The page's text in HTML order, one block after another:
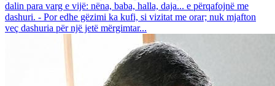
dalin para varg e vijë: nëna, baba, halla, daja... e përqafojnë me
dashuri. - Por edhe gëzimi ka kufi, si vizitat me orar; nuk mjafton
veç dashuria për një jetë mërgimtar...